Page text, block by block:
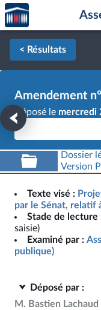
Aller au contenu
Aller en bas de la page
Accèder
à la
page
d'accueil
< Résultats
Amendement
Déposé le mercredi
Dossier
Version
Texte visé :
par le Sénat, relatif
Stade de lecture
saisie)
Examiné par :
publique)
Déposé par :
M. Bastien Lachaud